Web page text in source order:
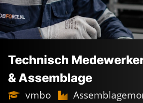
Technisch
& Assemblage
vmbo